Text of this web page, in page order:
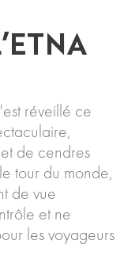
réveillé ce
de cendres
tour du monde,
de vue
et ne
les voyageurs